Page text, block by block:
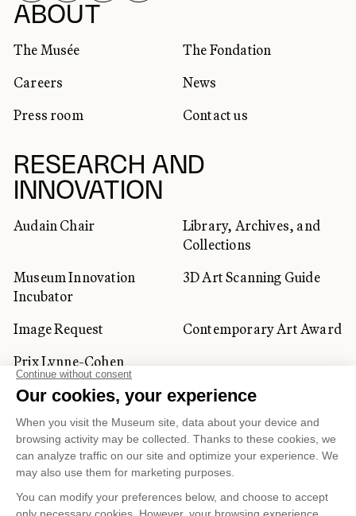
ABOUT
The Musée
The Fondation
Careers
News
Press room
Contact us
RESEARCH AND
INNOVATION
Audain Chair
Library, Archives, and
Collections
Museum Innovation
Incubator
3D Art Scanning Guide
Image Request
Contemporary Art Award
Prix Lynne-Cohen
CORPORATE AND PRIVATE
CLIENTS
Space Rentals
Corporate Activities
Artwork Rentals
Tour Operator and
SOCIAL NETWORKS